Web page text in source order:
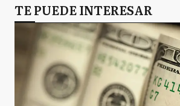
TE PUEDE INTERESAR